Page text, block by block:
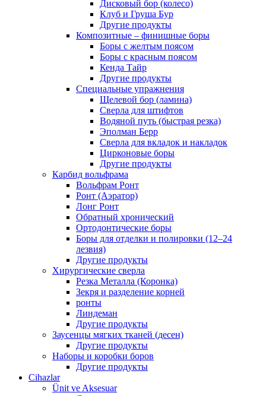
Дисковый бор (колесо)
Клуб и Груша Бур
Другие продукты
Композитные – финишные боры
Боры с желтым поясом
Боры с красным поясом
Кенда Тайр
Другие продукты
Специальные упражнения
Щелевой бор (ламина)
Сверла для штифтов
Водяной путь (быстрая резка)
Эполман Берр
Сверла для вкладок и накладок
Цирконовые боры
Другие продукты
Карбид вольфрама
Вольфрам Ронт
Ронт (Аэратор)
Лонг Ронт
Обратный хронический
Ортодонтические боры
Боры для отделки и полировки (12–24
лезвия)
Другие продукты
Хирургические сверла
Резка Металла (Коронка)
Зекря и разделение корней
ронты
Линдеман
Другие продукты
Заусенцы мягких тканей (десен)
Другие продукты
Наборы и коробки боров
Другие продукты
Cihazlar
Ünit ve Aksesuar